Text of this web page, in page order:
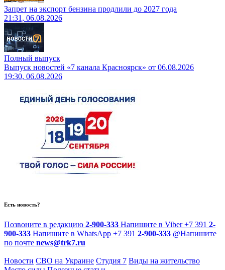
Запрет на экспорт бензина продлили до 2027 года
21:31, 06.08.2026
Полный выпуск
Выпуск новостей «7 канала Красноярск» от 06.08.2026
19:30, 06.08.2026
Есть новость?
Позвоните в редакцию 2-900-333 Напишите в Viber +7 391 2-
900-333 Напишите в WhatsApp +7 391 2-900-333 @Напишите
по почте news@trk7.ru
Новости СВО на Украине Студия 7 Виды на жительство